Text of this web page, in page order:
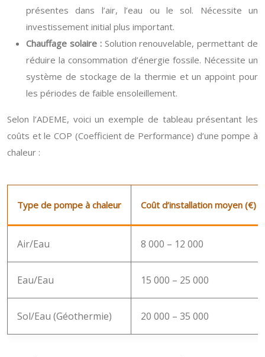
présentes dans l’air, l’eau ou le sol. Nécessite un
investissement initial plus important.
Chauffage solaire : Solution renouvelable, permettant de
réduire la consommation d’énergie fossile. Nécessite un
système de stockage de la thermie et un appoint pour
les périodes de faible ensoleillement.
Selon l’ADEME, voici un exemple de tableau présentant les
coûts et le COP (Coefficient de Performance) d’une pompe à
chaleur :
Type de pompe à chaleur Coût d’installation moyen (€)
Air/Eau 8 000 – 12 000
Eau/Eau 15 000 – 25 000
Sol/Eau (Géothermie) 20 000 – 35 000